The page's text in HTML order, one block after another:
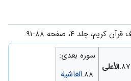
جلد ۴، صفحه ۸۸-۹۱.
۸۷. الأعلى
سوره بعدی:
۸۸. الغاشية